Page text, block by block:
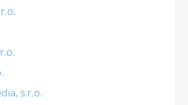
s.r.o.